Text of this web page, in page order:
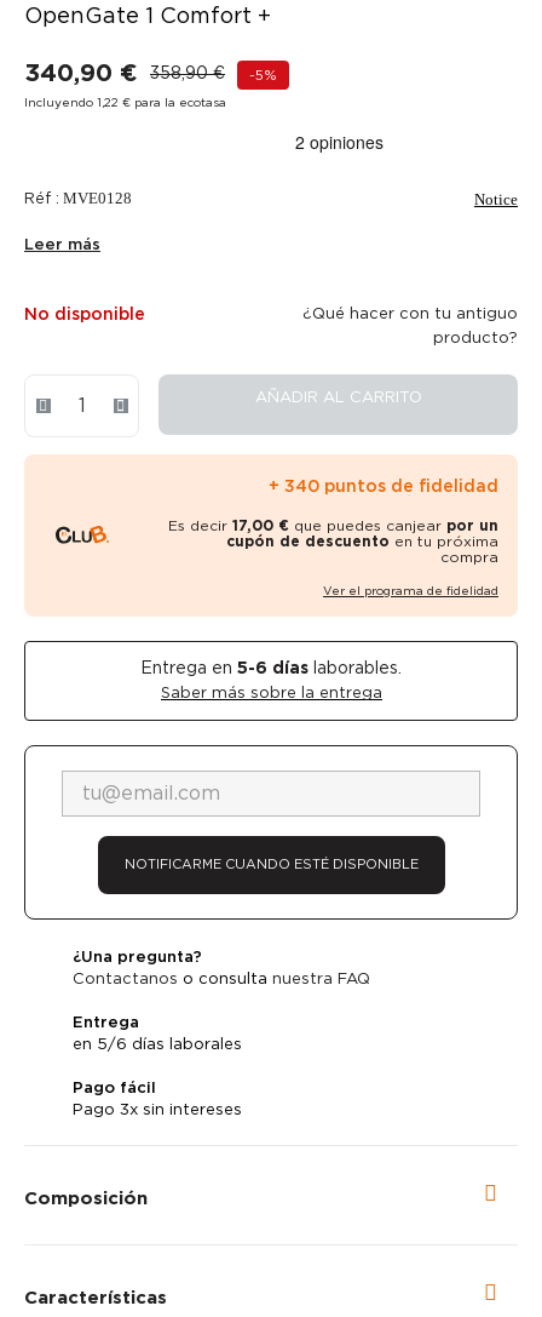
OpenGate 1 Comfort +
340,90 € 358,90 € -5%
Incluyendo 1,22 € para la ecotasa
Réf : MVE0128 Notice
Leer más
No disponible
¿Qué hacer con tu antiguo
producto?
AÑADIR AL CARRITO
+ 340 puntos de fidelidad
Es decir 17,00 € que puedes canjear por un
cupón de descuento en tu próxima
compra
Ver el programa de fidelidad
Entrega en 5-6 días laborables.
Saber más sobre la entrega
NOTIFICARME CUANDO ESTÉ DISPONIBLE
¿Una pregunta?
Contactanos o consulta nuestra FAQ
Entrega
en 5/6 días laborales
Pago fácil
Pago 3x sin intereses
Composición
Características